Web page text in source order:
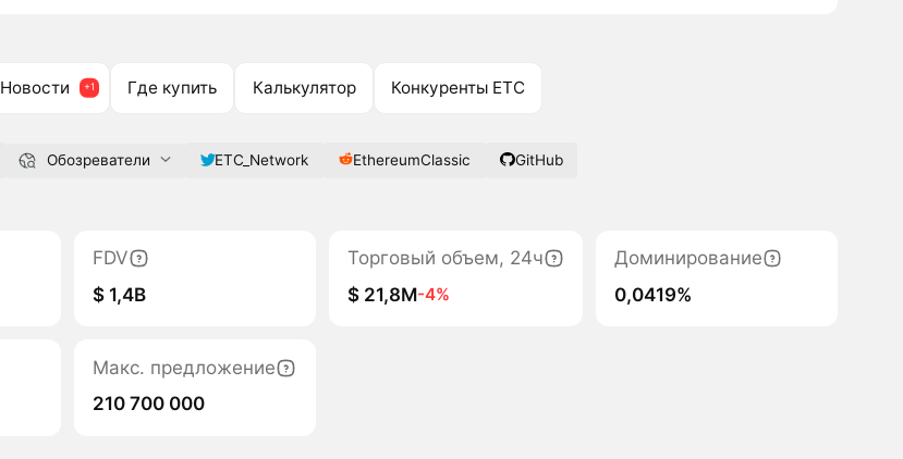
Новости Где купить Калькулятор Конкуренты ETC
Обозреватели ETC_Network EthereumClassic GitHub
FDV
$ 1,4B
Торговый объем, 24ч
$ 21,8M-4%
Доминирование
0,0419%
Макс. предложение
210 700 000